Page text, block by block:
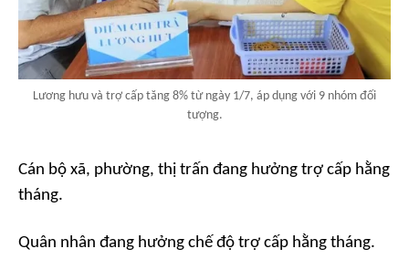
Lương hưu và trợ cấp tăng 8% từ ngày 1/7, áp dụng với 9 nhóm đối
tượng.
Cán bộ xã, phường, thị trấn đang hưởng trợ cấp hằng
tháng.
Quân nhân đang hưởng chế độ trợ cấp hằng tháng.